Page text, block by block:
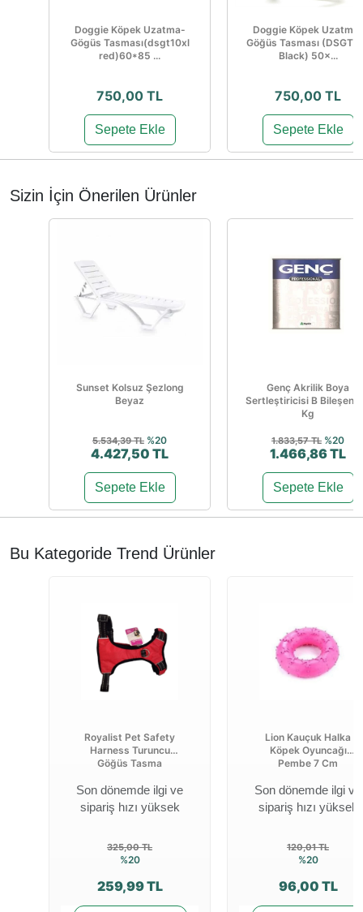
Doggie Köpek Uzatma-
Gögüs Tasması(dsgt10xl
red)60*85 ...
750,00 TL
Sepete Ekle
Doggie Köpek Uzatma-
Göğüs Tasması
Black) 50×...
750,00 TL
Sepete Ekle
Sizin İçin Önerilen Ürünler
Sunset Kolsuz Şezlong
Beyaz
5.534,39 TL %20
4.427,50 TL
Sepete Ekle
Genç Akrilik Boya
Sertleştiricisi B Bileşen
Kg
1.833,57 TL %20
1.466,86 TL
Sepete Ekle
Bu Kategoride Trend Ürünler
Royalist Pet Safety
Harness Turuncu
Göğüs Tasma
Son dönemde ilgi ve
sipariş hızı yüksek
325,00 TL
%20
259,99 TL
Lion Kauçuk Halka
Köpek Oyuncağı
Pembe 7 Cm
Son dönemde ilgi ve
sipariş hızı yüksek
120,01 TL
%20
96,00 TL